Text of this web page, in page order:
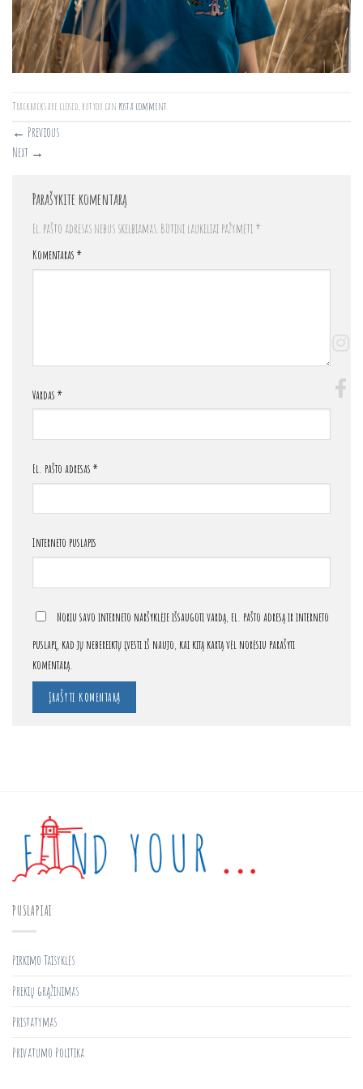
Trackbacks are closed, but you can post a comment
← Previous
Next →
Parašykite komentarą
El. pašto adresas nebus skelbiamas. Būtini laukeliai pažymėti *
Komentaras *
Vardas *
El. pašto adresas *
Interneto puslapis
Noriu savo interneto naršyklėje išsaugoti vardą, el. pašto adresą ir interneto
puslapį, kad jų nebereiktų įvesti iš naujo, kai kitą kartą vėl norėsiu parašyti
komentarą.
PUSLAPIAI
Pirkimo Taisyklės
Prekių grąžinimas
Pristatymas
Privatumo Politika